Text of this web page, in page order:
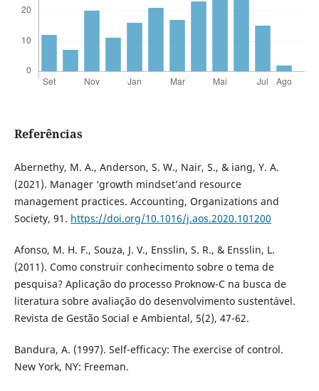
Referências
Abernethy, M. A., Anderson, S. W., Nair, S., & iang, Y. A.
(2021). Manager ‘growth mindset’and resource
management practices. Accounting, Organizations and
Society, 91. https://doi.org/10.1016/j.aos.2020.101200
Afonso, M. H. F., Souza, J. V., Ensslin, S. R., & Ensslin, L.
(2011). Como construir conhecimento sobre o tema de
pesquisa? Aplicação do processo Proknow-C na busca de
literatura sobre avaliação do desenvolvimento sustentável.
Revista de Gestão Social e Ambiental, 5(2), 47-62.
Bandura, A. (1997). Self-efficacy: The exercise of control.
New York, NY: Freeman.